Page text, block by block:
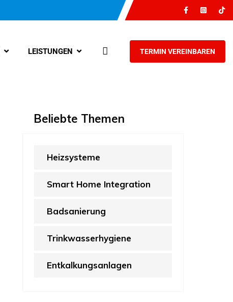
LEISTUNGEN TERMIN VEREINBAREN
Beliebte Themen
Heizsysteme
Smart Home Integration
Badsanierung
Trinkwasserhygiene
Entkalkungsanlagen